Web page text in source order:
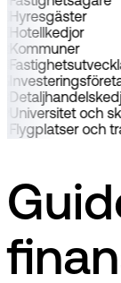
Hyresgäster
Hotellkedjor
Kommuner
Universitet och
Flygplatser och